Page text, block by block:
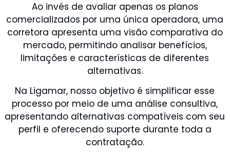
Ao invés de avaliar apenas os planos
comercializados por uma única operadora, uma
corretora apresenta uma visão comparativa do
mercado, permitindo analisar benefícios,
limitações e características de diferentes
alternativas.
Na Ligamar, nosso objetivo é simplificar esse
processo por meio de uma análise consultiva,
apresentando alternativas compatíveis com seu
perfil e oferecendo suporte durante toda a
contratação.